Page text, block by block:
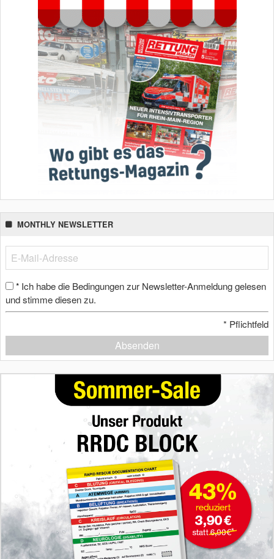
MONTHLY NEWSLETTER
* Ich habe die Bedingungen zur Newsletter-Anmeldung gelesen
und stimme diesen zu.
* Pflichtfeld
Absenden